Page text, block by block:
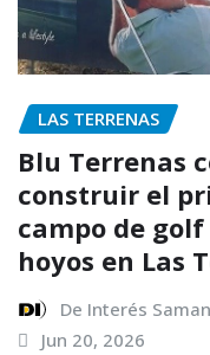
LAS TERRENAS
Blu Terrenas
construir el
campo de golf
hoyos en Las
De Interés
Jun 20, 2026